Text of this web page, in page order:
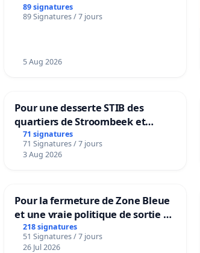
89 signatures
89 Signatures / 7 jours
5 Aug 2026
Pour une desserte STIB des
quartiers de Stroombeek et
Beauval - Voor een MIVB-
bediening van de wijken
Strombeek en Het Voor
71 signatures
71 Signatures / 7 jours
3 Aug 2026
Pour la fermeture de Zone Bleue
et une vraie politique de sortie de
la dépendance
218 signatures
51 Signatures / 7 jours
26 Jul 2026